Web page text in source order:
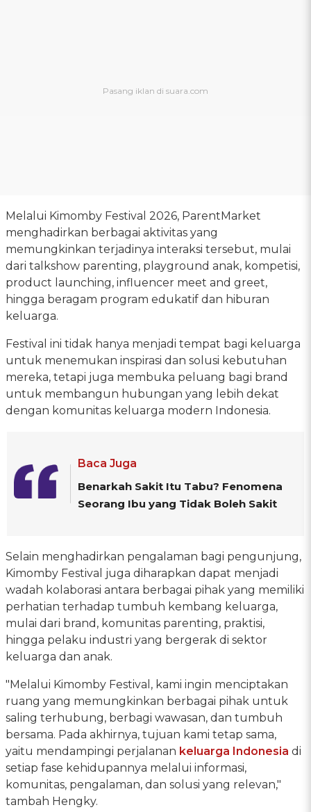
Melalui Kimomby Festival 2026, ParentMarket
menghadirkan berbagai aktivitas yang
memungkinkan terjadinya interaksi tersebut, mulai
dari talkshow parenting, playground anak, kompetisi,
product launching, influencer meet and greet,
hingga beragam program edukatif dan hiburan
keluarga.
Festival ini tidak hanya menjadi tempat bagi keluarga
untuk menemukan inspirasi dan solusi kebutuhan
mereka, tetapi juga membuka peluang bagi brand
untuk membangun hubungan yang lebih dekat
dengan komunitas keluarga modern Indonesia.
Baca Juga
Benarkah Sakit Itu Tabu? Fenomena
Seorang Ibu yang Tidak Boleh Sakit
Selain menghadirkan pengalaman bagi pengunjung,
Kimomby Festival juga diharapkan dapat menjadi
wadah kolaborasi antara berbagai pihak yang memiliki
perhatian terhadap tumbuh kembang keluarga,
mulai dari brand, komunitas parenting, praktisi,
hingga pelaku industri yang bergerak di sektor
keluarga dan anak.
"Melalui Kimomby Festival, kami ingin menciptakan
ruang yang memungkinkan berbagai pihak untuk
saling terhubung, berbagi wawasan, dan tumbuh
bersama. Pada akhirnya, tujuan kami tetap sama,
yaitu mendampingi perjalanan keluarga Indonesia di
setiap fase kehidupannya melalui informasi,
komunitas, pengalaman, dan solusi yang relevan,"
tambah Hengky.